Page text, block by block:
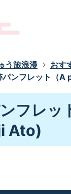
う旅浪漫 おす
パンフレット（
フレ
Ato)